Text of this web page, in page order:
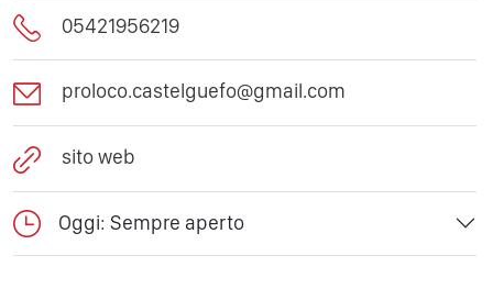
05421956219
proloco.castelguefo@gmail.com
sito web
Oggi: Sempre aperto